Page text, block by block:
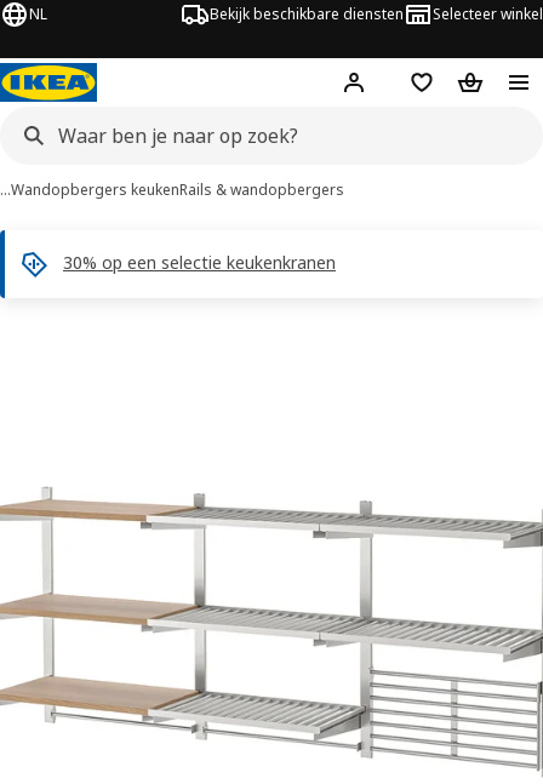
NL Bekijk beschikbare diensten Selecteer winkel
Hej! Log inVerlanglijstje
…Wandopbergers keukenRails & wandopbergers
30% op een selectie keukenkranen